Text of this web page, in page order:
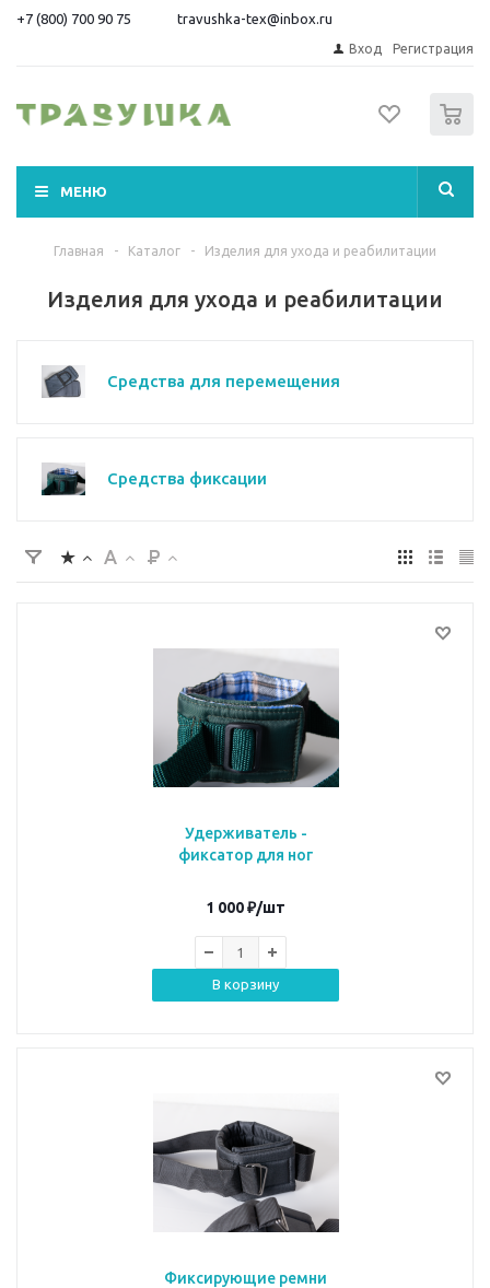
+7 (800) 700 90 75 travushka-tex@inbox.ru
Вход Регистрация
МЕНЮ
Главная - Каталог - Изделия для ухода и реабилитации
Изделия для ухода и реабилитации
Средства для перемещения
Средства фиксации
Удерживатель -
фиксатор для ног
1 000₽/шт
В корзину
Фиксирующие ремни